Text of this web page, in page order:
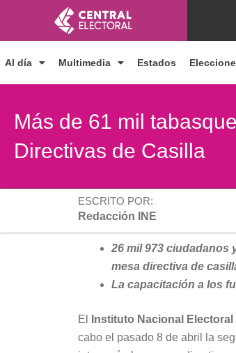
contenido
Al día Multimedia Estados
Más de 61 mil
Directivas de Casilla
ESCRITO POR:
Redacción INE
26 mil 973 ciudadanos
mesa directiva de
La capacitación a los
El Instituto Nacional Electoral
cabo el pasado 8 de abril la